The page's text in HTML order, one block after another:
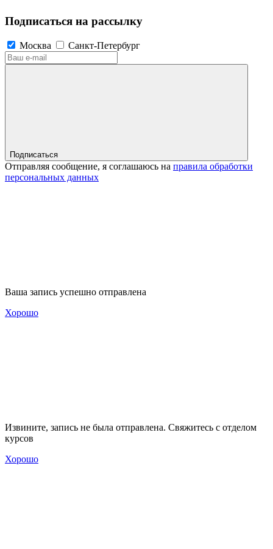
Подписаться на рассылку
Москва Санкт-Петербург
Подписаться
Отправляя сообщение, я соглашаюсь на правила обработки
персональных данных
Ваша запись успешно отправлена
Хорошо
Извините, запись не была отправлена. Свяжитесь с отделом
курсов
Хорошо